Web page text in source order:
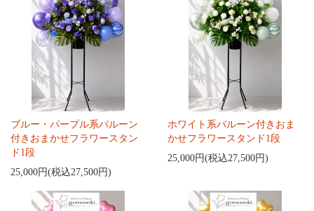
ブルー・パープル系バルーン
付きおまかせフラワースタン
ド1段
25,000円(税込27,500円)
ホワイト系バルーン付きおま
かせフラワースタンド1段
25,000円(税込27,500円)